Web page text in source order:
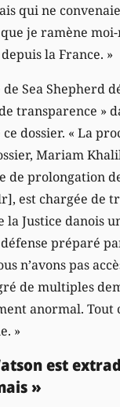
qui ne
je ramène moi-
la France. »
Sea Shepherd
transparence »
dossier. « La
Mariam
de prolongation
est chargée de
Justice danois
préparé
n’avons pas
de multiples
anormal. Tout
»
est
»